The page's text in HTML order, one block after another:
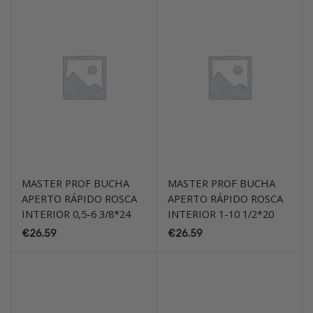
MASTER PROF BUCHA
APERTO RÁPIDO ROSCA
INTERIOR 0,5-6 3/8*24
€26.59
MASTER PROF BUCHA
APERTO RÁPIDO ROSCA
INTERIOR 1-10 1/2*20
€26.59